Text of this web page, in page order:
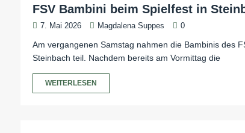
FSV Bambini beim Spielfest in
7. Mai 2026 Magdalena Suppes 0
Am vergangenen Samstag nahmen die Bambinis des
Steinbach teil. Nachdem bereits am Vormittag die
WEITERLESEN